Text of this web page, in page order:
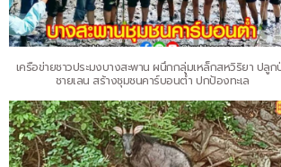
เครือข่ายชาวประมงบางสะพาน ผนึกกลุ่มเหล็กสหวิริยา ปลูก
ชายเลน สร้างชุมชนคาร์บอนต่ำ ปกป้องทะเล